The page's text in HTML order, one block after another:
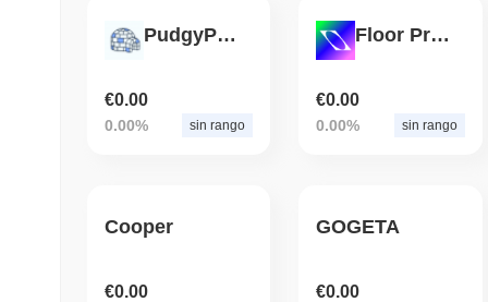
PudgyPenguins
€0.00
0.00% sin rango
Floor Protocol
€0.00
0.00% sin rango
Cooper
€0.00
GOGETA
€0.00